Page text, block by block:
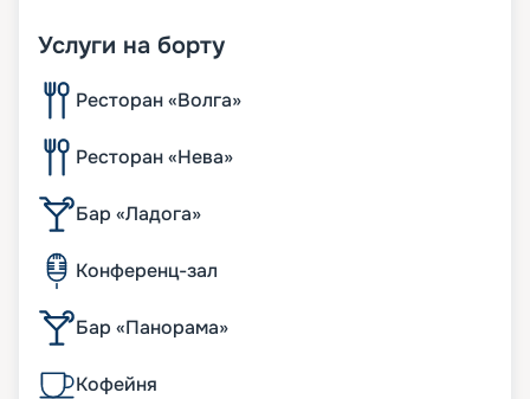
Услуги на борту
Ресторан «Волга»
Ресторан «Нева»
Бар «Ладога»
Конференц-зал
Бар «Панорама»
Кофейня